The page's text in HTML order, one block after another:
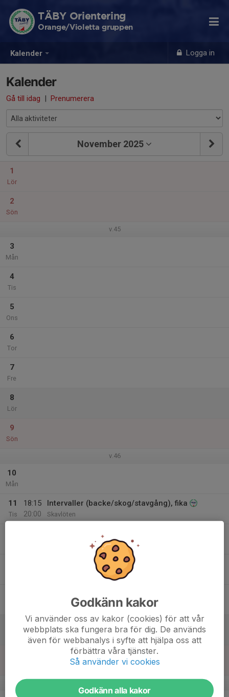
Kalender Logga in
TÄBY Orientering
Orange/Violetta gruppen
Kalender
Gå till idag | Prenumerera
November 2025
1
Lör
2
Sön
v.45
3
Mån
4
Tis
5
Ons
6
Tor
7
Fre
8
Lör
9
Sön
v.46
10
Mån
11
Tis
18:15
20:00
Intervaller (backe/skog/stavgång), fika
Skavlöten
Stockholm By Night 1
Träning
Inomhus
Godkänn kakor
Vi använder oss av kakor (cookies) för att vår
webbplats ska fungera bra för dig. De används
även för webbanalys i syfte att hjälpa oss att
förbättra våra tjänster.
Så använder vi cookies
Godkänn alla kakor